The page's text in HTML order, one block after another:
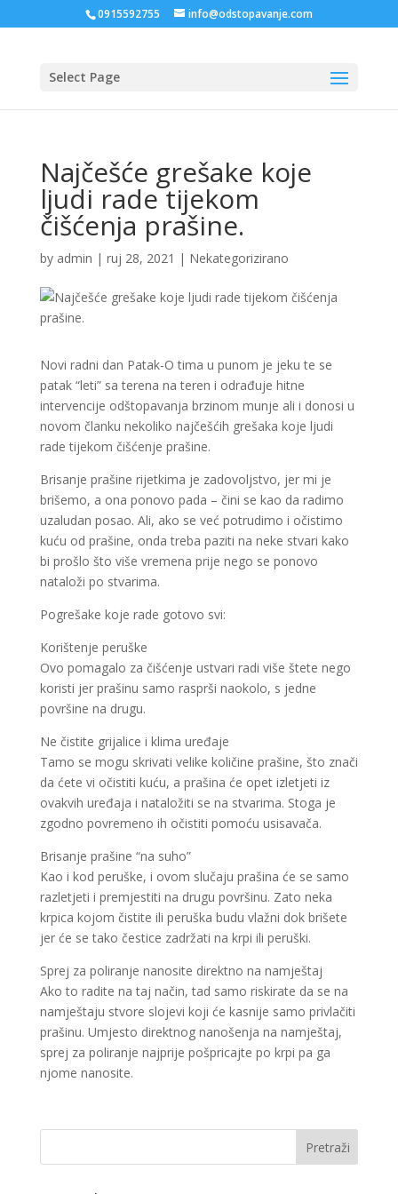
0915592755 info@odstopavanje.com
Select Page
Najčešće grešake koje
ljudi rade tijekom
čišćenja prašine.
by admin | ruj 28, 2021 | Nekategorizirano
Novi radni dan Patak-O tima u punom je jeku te se
patak “leti” sa terena na teren i odrađuje hitne
intervencije odštopavanja brzinom munje ali i donosi u
novom članku nekoliko najčešćih grešaka koje ljudi
rade tijekom čišćenje prašine.
Brisanje prašine rijetkima je zadovoljstvo, jer mi je
brišemo, a ona ponovo pada – čini se kao da radimo
uzaludan posao. Ali, ako se već potrudimo i očistimo
kuću od prašine, onda treba paziti na neke stvari kako
bi prošlo što više vremena prije nego se ponovo
nataloži po stvarima.
Pogrešake koje rade gotovo svi:
Korištenje peruške
Ovo pomagalo za čišćenje ustvari radi više štete nego
koristi jer prašinu samo rasprši naokolo, s jedne
površine na drugu.
Ne čistite grijalice i klima uređaje
Tamo se mogu skrivati velike količine prašine, što znači
da ćete vi očistiti kuću, a prašina će opet izletjeti iz
ovakvih uređaja i nataložiti se na stvarima. Stoga je
zgodno povremeno ih očistiti pomoću usisavača.
Brisanje prašine “na suho”
Kao i kod peruške, i ovom slučaju prašina će se samo
razletjeti i premjestiti na drugu površinu. Zato neka
krpica kojom čistite ili peruška budu vlažni dok brišete
jer će se tako čestice zadržati na krpi ili peruški.
Sprej za poliranje nanosite direktno na namještaj
Ako to radite na taj način, tad samo riskirate da se na
namještaju stvore slojevi koji će kasnije samo privlačiti
prašinu. Umjesto direktnog nanošenja na namještaj,
sprej za poliranje najprije pošpricajte po krpi pa ga
njome nanosite.